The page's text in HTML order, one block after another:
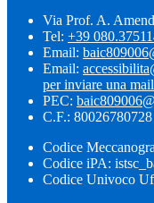
Via Prof. A.
Tel: +39
Email:
Email:
per inviare una mail
PEC:
C.F.: 80026780728
Codice
Codice iPA:
Codice Univoco